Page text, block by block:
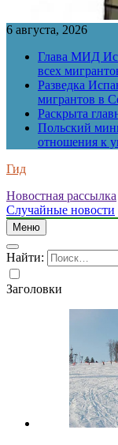
6 августа, 2026
Глава МИД
всех
Разведка
мигрантов в
Раскрыта
Польский
отношения к
Гид
Новостная рассылка
Случайные новости
Меню
Найти:
Заголовки